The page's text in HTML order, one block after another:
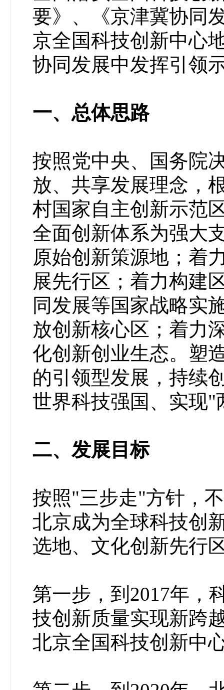
要》、《京津冀协同
京全国科技创新中心
协同发展中发挥引领
一、总体思路
按照党中央、国务院
放、共享发展理念，
村国家自主创新示范
全面创新体系为强大
原始创新策源地；着
展先行区；着力构建
同发展等国家战略实
放创新核心区；着力
化创新创业生态。塑
的引领型发展，持续
世界科技强国、实现
二、发展目标
按照"三步走"方针，
北京成为全球科技创
选地、文化创新先行
第一步，到2017年，
技创新质量实现新跨
北京全国科技创新中